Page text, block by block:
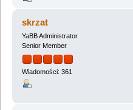
skrzat
YaBB Administrator
Senior Member
Wiadomości: 361